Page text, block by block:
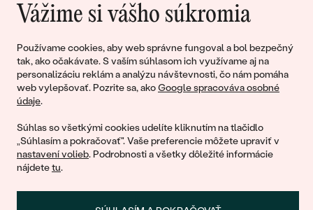
Vážime si vášho súkromia
Používame cookies, aby web správne fungoval a bol bezpečný
tak, ako očakávate. S vaším súhlasom ich využívame aj na
personalizáciu reklám a analýzu návštevnosti, čo nám pomáha
web vylepšovať. Pozrite sa, akoGoogle spracováva osobné
údaje.
Súhlas so všetkými cookies udelíte kliknutím na tlačidlo
„Súhlasím a pokračovať". Vaše preferencie môžete upraviť v
nastavení volieb. Podrobnosti a všetky dôležité informácie
nájdetetu.
© 2011 - 2026, Eppi.sk